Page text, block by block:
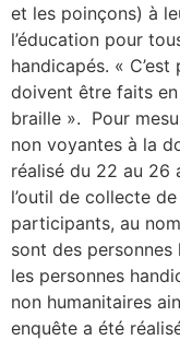
et les poinçons) à
l’éducation pour
handicapés. «
doivent être faits
braille ». Pour
non voyantes à la
réalisé du 22 au 26
l’outil de collecte
participants, au
sont des
les personnes
non humanitaires
enquête a été